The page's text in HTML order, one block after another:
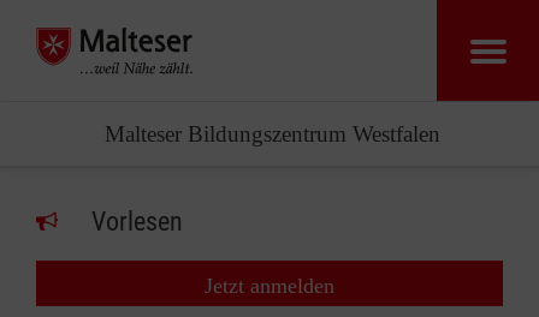
Malteser Bildungszentrum Westfalen
Vorlesen
Jetzt anmelden